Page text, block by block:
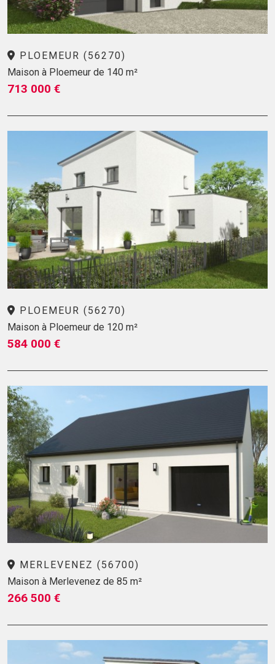
PLOEMEUR (56270)
Maison à Ploemeur de 140 m²
713 000 €
PLOEMEUR (56270)
Maison à Ploemeur de 120 m²
584 000 €
MERLEVENEZ (56700)
Maison à Merlevenez de 85 m²
266 500 €